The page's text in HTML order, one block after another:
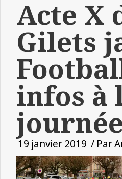
Acte X
Gilets
infos à
journée
19 janvier 2019 / Par